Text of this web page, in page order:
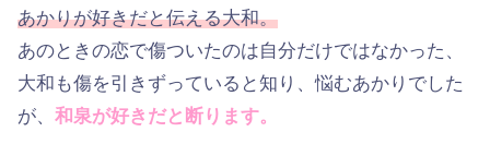
あかりが好きだと伝える大和。
あのときの恋で傷ついたのは自分だけではなかった、
大和も傷を引きずっていると知り、悩むあかりでした
が、 和泉が好きだと断ります。